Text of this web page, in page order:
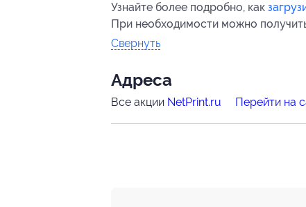
Узнайте более подробно, как
При необходимости можно
Свернуть
Адресa
Все акции NetPrint.ru Перейти на